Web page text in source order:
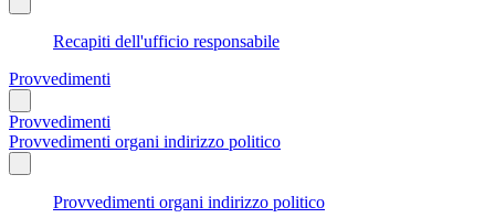
Recapiti dell'ufficio responsabile
Provvedimenti
Provvedimenti
Provvedimenti organi indirizzo politico
Provvedimenti organi indirizzo politico